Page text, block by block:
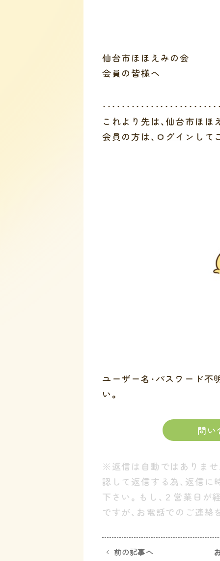
仙台市ほほえみの会
会員の皆様へ
・・・・・・・・・・・・・・・・・・・・・・・
これより先は、仙台市ほ
会員の方は、 ログイン して
ユーザー名・パスワード不
い。
問い
※返信は自動ではありませ
認して返信する為、返信
下さい。もし、２営業日が
ですが、お電話でのご連絡
前の記事へ